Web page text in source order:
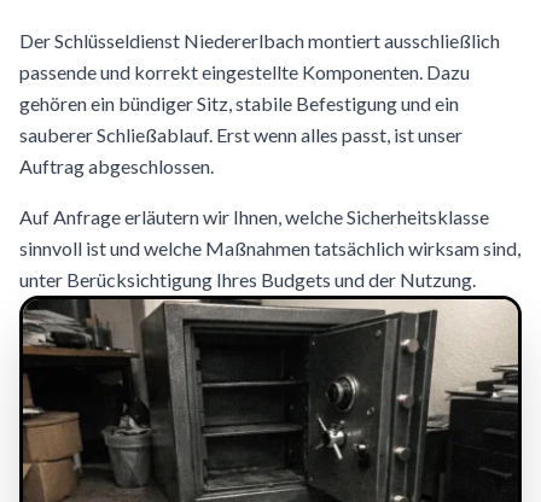
Der Schlüsseldienst Niedererlbach montiert ausschließlich
passende und korrekt eingestellte Komponenten. Dazu
gehören ein bündiger Sitz, stabile Befestigung und ein
sauberer Schließablauf. Erst wenn alles passt, ist unser
Auftrag abgeschlossen.
Auf Anfrage erläutern wir Ihnen, welche Sicherheitsklasse
sinnvoll ist und welche Maßnahmen tatsächlich wirksam sind,
unter Berücksichtigung Ihres Budgets und der Nutzung.